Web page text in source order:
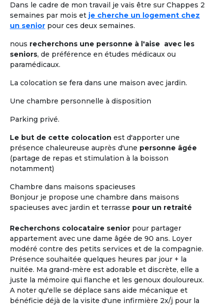
Dans le cadre de mon travail je vais être sur Chappes 2
semaines par mois et je cherche un logement chez
un senior pour ces deux semaines.
nous recherchons une personne à l'aise avec les
seniors, de préférence en études médicaux ou
paramédicaux.
La colocation se fera dans une maison avec jardin.
Une chambre personnelle à disposition
Parking privé.
Le but de cette colocation est d'apporter une
présence chaleureuse auprès d'une personne âgée
(partage de repas et stimulation à la boisson
notamment)
Chambre dans maisons spacieuses
Bonjour je propose une chambre dans maisons
spacieuses avec jardin et terrasse pour un retraité
Recherchons colocataire senior pour partager
appartement avec une dame âgée de 90 ans. Loyer
modéré contre des petits services et de la compagnie.
Présence souhaitée quelques heures par jour + la
nuitée. Ma grand-mère est adorable et discrète, elle a
juste la mémoire qui flanche et les genoux douloureux.
A noter qu'elle se déplace sans aide mécanique et
bénéficie déjà de la visite d'une infirmière 2x/j pour la